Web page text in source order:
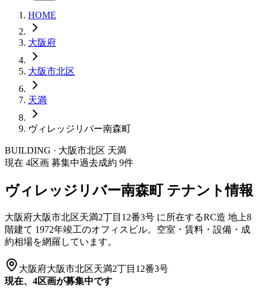
HOME
大阪府
大阪市北区
天満
ヴィレッジリバー南森町
BUILDING · 大阪市北区 天満
現在 4区画 募集中過去成約 9件
ヴィレッジリバー南森町 テナント情報
大阪府大阪市北区天満2丁目12番3号 に所在するRC造 地上8
階建て 1972年竣工のオフィスビル。空室・賃料・設備・成
約相場を網羅しています。
大阪府大阪市北区天満2丁目12番3号
現在、4区画が募集中です